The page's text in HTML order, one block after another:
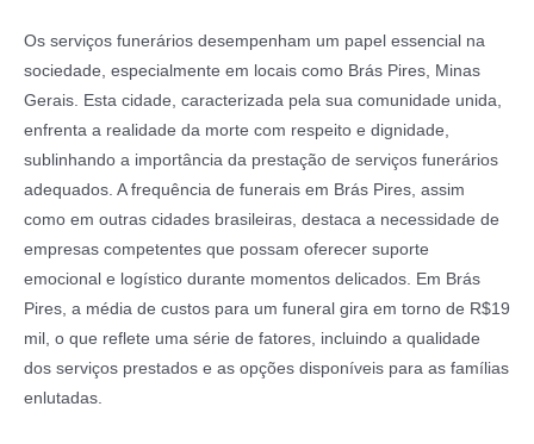
Os serviços funerários desempenham um papel essencial na
sociedade, especialmente em locais como Brás Pires, Minas
Gerais. Esta cidade, caracterizada pela sua comunidade unida,
enfrenta a realidade da morte com respeito e dignidade,
sublinhando a importância da prestação de serviços funerários
adequados. A frequência de funerais em Brás Pires, assim
como em outras cidades brasileiras, destaca a necessidade de
empresas competentes que possam oferecer suporte
emocional e logístico durante momentos delicados. Em Brás
Pires, a média de custos para um funeral gira em torno de R$19
mil, o que reflete uma série de fatores, incluindo a qualidade
dos serviços prestados e as opções disponíveis para as famílias
enlutadas.